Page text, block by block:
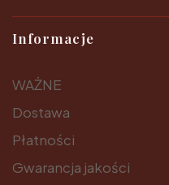
Informacje
WAŻNE
Dostawa
Płatności
Gwarancja jakości